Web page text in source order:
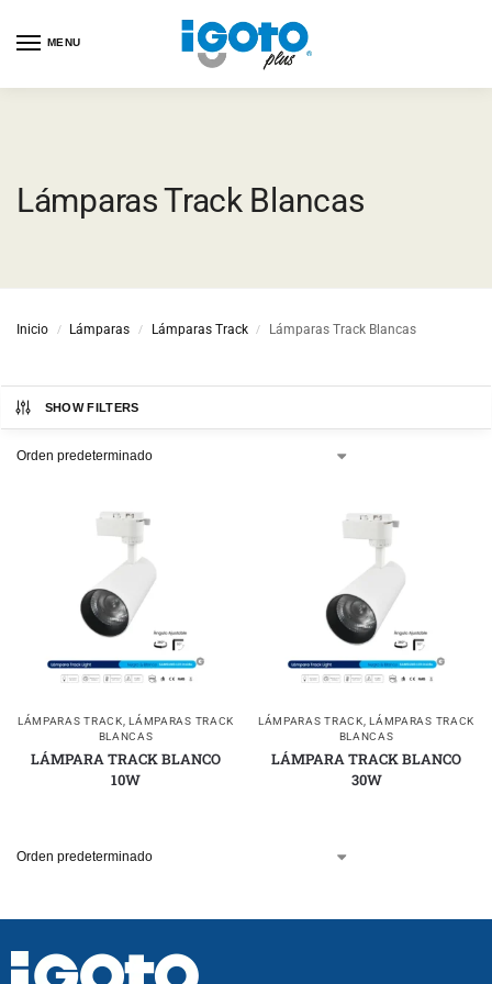
MENU
Lámparas Track Blancas
Inicio / Lámparas / Lámparas Track / Lámparas Track Blancas
SHOW FILTERS
LÁMPARAS TRACK ,LÁMPARAS TRACK
BLANCAS
LÁMPARA TRACK BLANCO
10W
LÁMPARAS TRACK ,LÁMPARAS TRACK
BLANCAS
LÁMPARA TRACK BLANCO
30W